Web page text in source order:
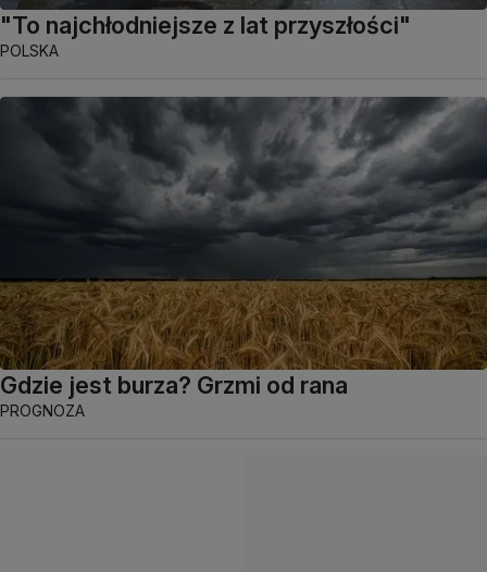
"To najchłodniejsze z lat przyszłości"
POLSKA
Gdzie jest burza? Grzmi od rana
PROGNOZA